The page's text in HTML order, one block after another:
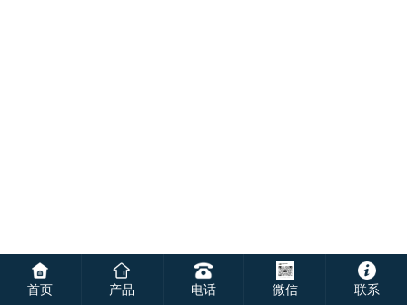
首页 产品 电话 微信 联系